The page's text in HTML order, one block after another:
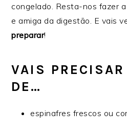
congelado. Resta-nos fazer
e amiga da digestão. E vais
preparar!
VAIS
DE…
espinafres frescos ou